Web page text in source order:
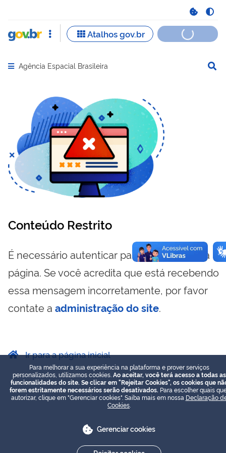
Abrir menu principal de navegação
Agência Espacial Brasileira
Conteúdo Restrito
É necessário autenticar para visualizar essa
página. Se você acredita que está recebendo
essa mensagem incorretamente, por favor
contate a administração do site.
Ir para a página inicial
Para melhorar a sua experiência na plataforma e prover serviços
personalizados, utilizamos cookies. Ao aceitar, você terá acesso a todas as
funcionalidades do site. Se clicar em "Rejeitar Cookies", os cookies que
forem estritamente necessários serão desativados. Para escolher quais
autorizar, clique em "Gerenciar cookies". Saiba mais em nossa Declaração
Cookies
Gerenciar cookies